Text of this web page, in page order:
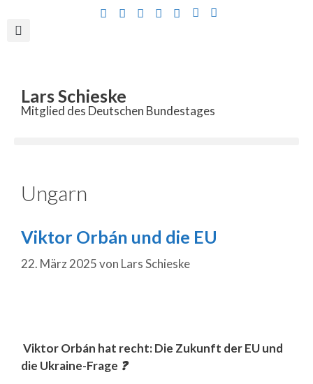
Lars Schieske
Mitglied des Deutschen Bundestages
Ungarn
Viktor Orbán und die EU
22. März 2025von Lars Schieske
Viktor Orbán hat recht: Die Zukunft der EU und
die Ukraine-Frage ❓